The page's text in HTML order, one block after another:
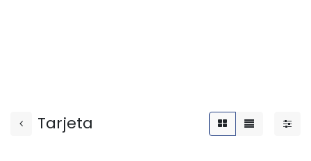
Tarjeta